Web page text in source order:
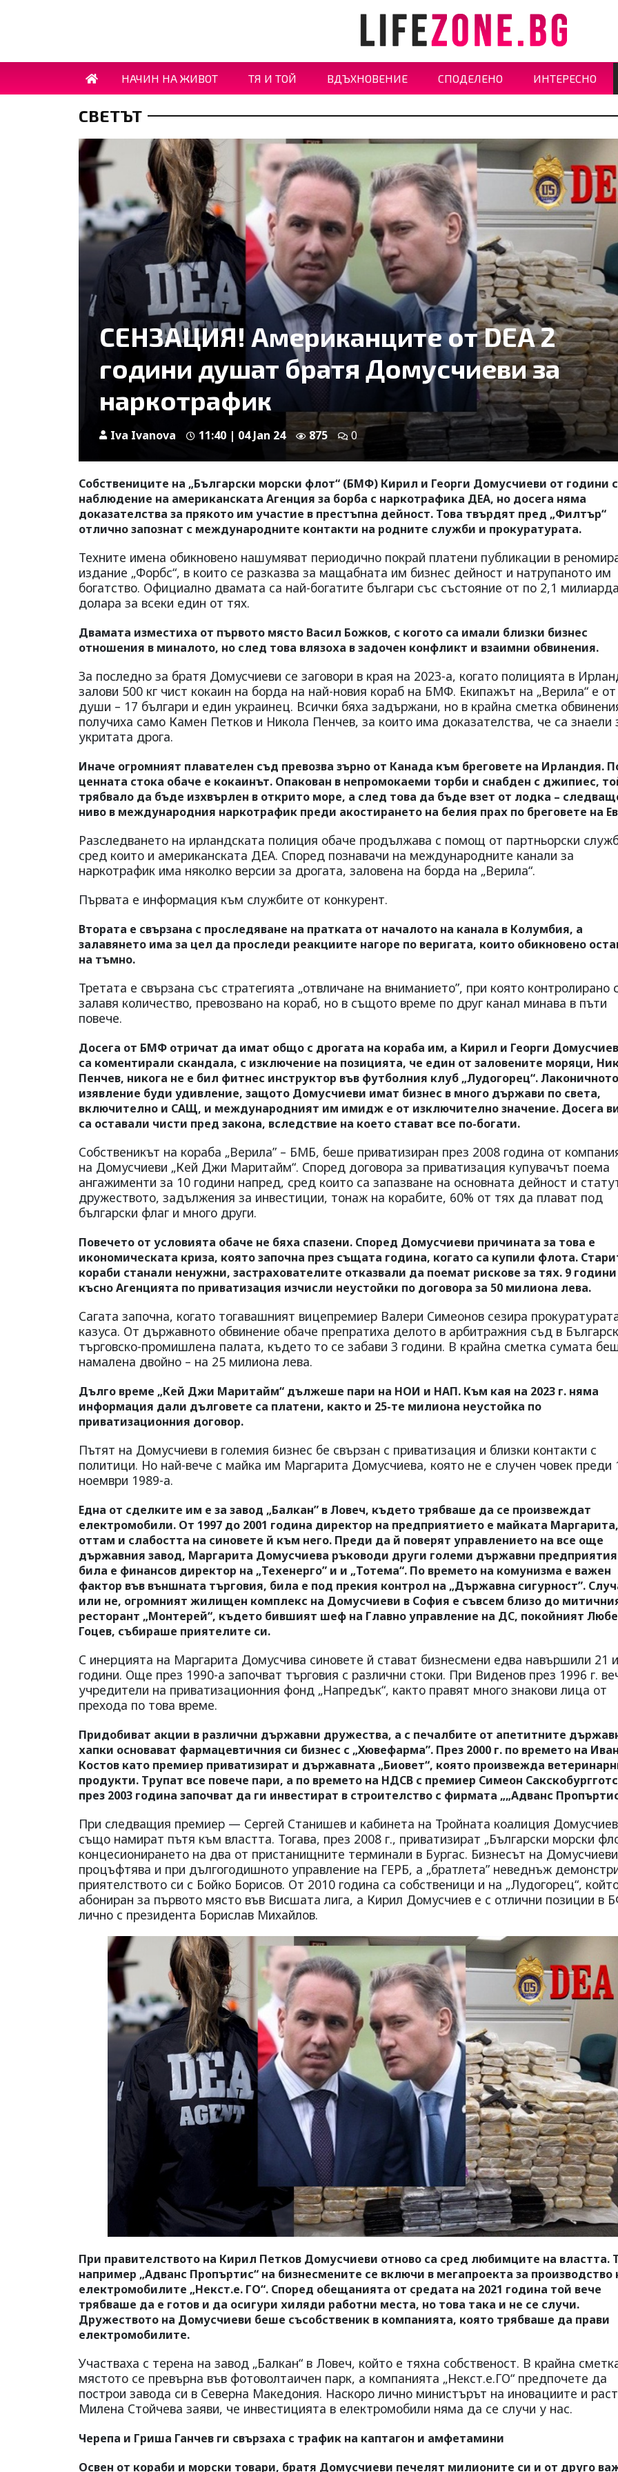
НАЧИН НА ЖИВОТ ТЯ И ТОЙ ВДЪХНОВЕНИЕ СПОДЕЛЕНО ИНТЕРЕСНО
СВЕТЪТ
СЕНЗАЦИЯ! Американците от DEA 2
години душат братя Домусчиеви за
наркотрафик
Iva Ivanova 11:40 | 04 Jan 24 875 0
Собствениците на „Български морски флот“ (БМФ) Кирил и Георги Домусчиеви от години
наблюдение на американската Агенция за борба с наркотрафика ДЕА, но досега няма
доказателства за прякото им участие в престъпна дейност. Това твърдят пред „Филтър“
отлично запознат с международните контакти на родните служби и прокуратурата.
Техните имена обикновено нашумяват периодично покрай платени публикации в
издание „Форбс“, в които се разказва за мащабната им бизнес дейност и натрупаното им
богатство. Официално двамата са най-богатите българи със състояние от по 2,1 милиарда
долара за всеки един от тях.
Двамата изместиха от първото място Васил Божков, с когото са имали близки бизнес
отношения в миналото, но след това влязоха в задочен конфликт и взаимни обвинения.
За последно за братя Домусчиеви се заговори в края на 2023-а, когато полицията в
залови 500 кг чист кокаин на борда на най-новия кораб на БМФ. Екипажът на „Верила“ е
души – 17 българи и един украинец. Всички бяха задържани, но в крайна сметка
получиха само Камен Петков и Никола Пенчев, за които има доказателства, че са знаели
укритата дрога.
Иначе огромният плавателен съд превозва зърно от Канада към бреговете на Ирландия.
ценната стока обаче е кокаинът. Опакован в непромокаеми торби и снабден с джипиес,
трябвало да бъде изхвърлен в открито море, а след това да бъде взет от лодка –
ниво в международния наркотрафик преди акостирането на белия прах по бреговете на
Разследването на ирландската полиция обаче продължава с помощ от партньорски
сред които и американската ДЕА. Според познавачи на международните канали за
наркотрафик има няколко версии за дрогата, заловена на борда на „Верила“.
Първата е информация към службите от конкурент.
Втората е свързана с проследяване на пратката от началото на канала в Колумбия, а
залавянето има за цел да проследи реакциите нагоре по веригата, които обикновено
на тъмно.
Третата е свързана със стратегията „отвличане на вниманието”, при която контролирано
залавя количество, превозвано на кораб, но в същото време по друг канал минава в пъти
повече.
Досега от БМФ отричат да имат общо с дрогата на кораба им, а Кирил и Георги
са коментирали скандала, с изключение на позицията, че един от заловените моряци,
Пенчев, никога не е бил фитнес инструктор във футболния клуб „Лудогорец“. Лаконичното
изявление буди удивление, защото Домусчиеви имат бизнес в много държави по света,
включително и САЩ, и международният им имидж е от изключително значение. Досега
са оставали чисти пред закона, вследствие на което стават все по-богати.
Собственикът на кораба „Верила” – БМБ, беше приватизиран през 2008 година от
на Домусчиеви „Кей Джи Маритайм“. Според договора за приватизация купувачът поема
ангажименти за 10 години напред, сред които са запазване на основната дейност и
дружеството, задължения за инвестиции, тонаж на корабите, 60% от тях да плават под
български флаг и много други.
Повечето от условията обаче не бяха спазени. Според Домусчиеви причината за това е
икономическата криза, която започна през същата година, когато са купили флота.
кораби станали ненужни, застрахователите отказвали да поемат рискове за тях. 9
късно Агенцията по приватизация изчисли неустойки по договора за 50 милиона лева.
Сагата започна, когато тогавашният вицепремиер Валери Симеонов сезира
казуса. От държавното обвинение обаче препратиха делото в арбитражния съд в
търговско-промишлена палата, където то се забави 3 години. В крайна сметка сумата
намалена двойно – на 25 милиона лева.
Дълго време „Кей Джи Маритайм“ дължеше пари на НОИ и НАП. Към кая на 2023 г. няма
информация дали дълговете са платени, както и 25-те милиона неустойка по
приватизационния договор.
Пътят на Домусчиеви в големия 6изнес бе свързан с приватизация и близки контакти с
политици. Но най-вече с майка им Маргарита Домусчиева, която не е случен човек преди
ноември 1989-а.
Една от сделките им е за завод „Балкан” в Ловеч, където трябваше да се произвеждат
електромобили. От 1997 до 2001 година директор на предприятието е майката
оттам и слабостта на синовете й към него. Преди да й поверят управлението на все още
държавния завод, Маргарита Домусчиева ръководи други големи държавни предприятия
била е финансов директор на „Техенерго” и и „Тотема“. По времето на комунизма е важен
фактор във външната търговия, била е под прекия контрол на „Държавна сигурност”.
или не, огромният жилищен комплекс на Домусчиеви в София е съвсем близо до
ресторант „Монтерей“, където бившият шеф на Главно управление на ДС, покойният
Гоцев, събираше приятелите си.
С инерцията на Маргарита Домусчива синовете й стават бизнесмени едва навършили 21
години. Още през 1990-а започват търговия с различни стоки. При Виденов през 1996 г.
учредители на приватизационния фонд „Напредък“, както правят много знакови лица от
прехода по това време.
Придобиват акции в различни държавни дружества, а с печалбите от апетитните
хапки основават фармацевтичния си бизнес с „Хювефарма”. През 2000 г. по времето на Иван
Костов като премиер приватизират и държавната „Биовет“, която произвежда
продукти. Трупат все повече пари, а по времето на НДСВ с премиер Симеон
през 2003 година започват да ги инвестират в строителство с фирмата „„Адванс
При следващия премиер — Сергей Станишев и кабинета на Тройната коалиция
също намират пътя към властта. Тогава, през 2008 г., приватизират „Български морски
концесионирането на два от пристанищните терминали в Бургас. Бизнесът на Домусчиеви
процъфтява и при дългогодишното управление на ГЕРБ, а „братлета” неведнъж
приятелството си с Бойко Борисов. От 2010 година са собственици и на „Лудогорец“,
абониран за първото място във Висшата лига, а Кирил Домусчиев е с отлични позиции в
лично с президента Борислав Михайлов.
При правителството на Кирил Петков Домусчиеви отново са сред любимците на властта.
например „Адванс Пропъртис“ на бизнесмените се включи в мегапроекта за производство
електромобилите „Некст.е. ГО“. Според обещанията от средата на 2021 година той вече
трябваше да е готов и да осигури хиляди работни места, но това така и не се случи.
Дружеството на Домусчиеви беше съсобственик в компанията, която трябваше да прави
електромобилите.
Участваха с терена на завод „Балкан“ в Ловеч, който е тяхна собственост. В крайна
мястото се превърна във фотоволтаичен парк, а компанията „Некст.е.ГО“ предпочете да
построи завода си в Северна Македония. Наскоро лично министърът на иновациите и
Милена Стойчева заяви, че инвестицията в електромобили няма да се случи у нас.
Черепа и Гриша Ганчев ги свързаха с трафик на каптагон и амфетамини
Освен от кораби и морски товари, братя Домусчиеви печелят милионите си и от друго